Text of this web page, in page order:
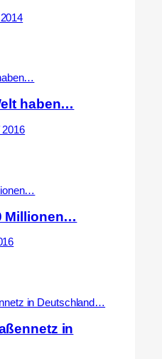
haben…
2016
Millionen…
in